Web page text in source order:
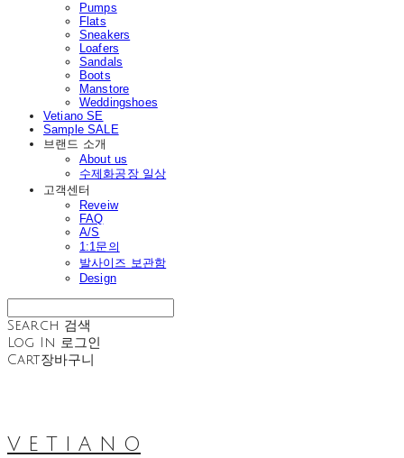
Pumps
Flats
Sneakers
Loafers
Sandals
Boots
Manstore
Weddingshoes
Vetiano SE
Sample SALE
브랜드 소개
About us
수제화공장 일상
고객센터
Reveiw
FAQ
A/S
1:1문의
발사이즈 보관함
Design
Search 검색
Log In 로그인
Cart장바구니
V E T I A N O